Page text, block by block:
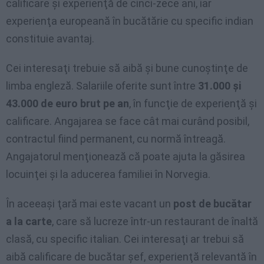
calificare şi experienţă de cinci-zece ani, iar
experienţa europeană în bucătărie cu specific indian
constituie avantaj.
Cei interesaţi trebuie să aibă şi bune cunoştinţe de
limba engleză. Salariile oferite sunt între 31.000 şi
43.000 de euro brut pe an, în funcţie de experienţă şi
calificare. Angajarea se face cât mai curând posibil,
contractul fiind permanent, cu normă întreagă.
Angajatorul menţionează că poate ajuta la găsirea
locuinţei şi la aducerea familiei în Norvegia.
În aceeaşi ţară mai este vacant un post de bucătar
a la carte, care să lucreze într-un restaurant de înaltă
clasă, cu specific italian. Cei interesaţi ar trebui să
aibă calificare de bucătar şef, experienţă relevantă în